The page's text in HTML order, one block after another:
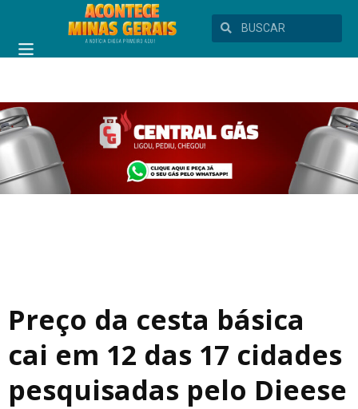
Preço da cesta básica
cai em 12 das 17 cidades
pesquisadas pelo Dieese